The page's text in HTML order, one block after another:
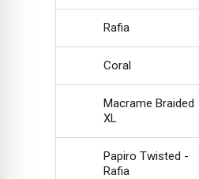
Rafia
Coral
Macrame Braided
XL
Papiro Twisted -
Rafia